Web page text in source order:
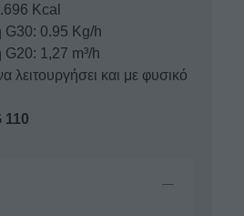
Kcal
G30: 0.95 Kg/h
1,27 m³/h
λειτουργήσει και με φυσικό
110